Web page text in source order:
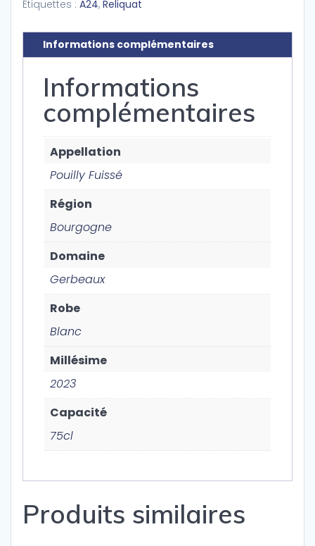
Étiquettes : A24, Reliquat
Informations complémentaires
Informations
complémentaires
Appellation
Pouilly Fuissé
Région
Bourgogne
Domaine
Gerbeaux
Robe
Blanc
Millésime
2023
Capacité
75cl
Produits similaires